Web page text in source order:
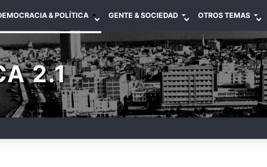
& POLÍTICA GENTE & SOCIEDAD OTROS TEMAS
2.1